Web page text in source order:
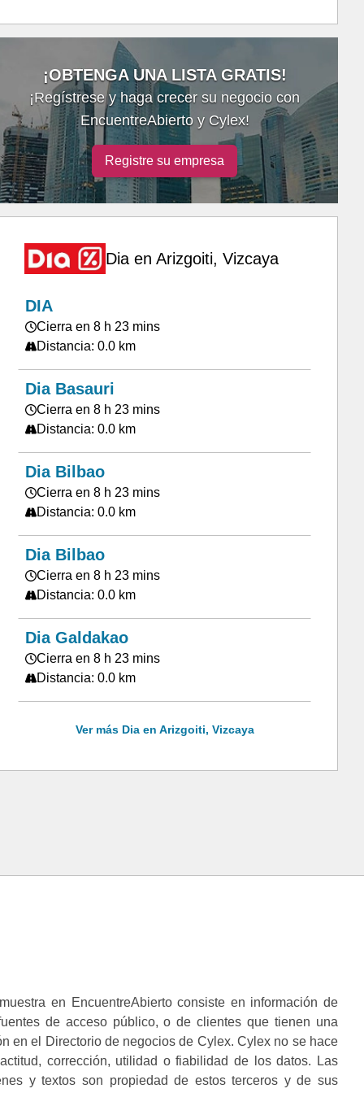
¡OBTENGA UNA LISTA GRATIS!
¡Regístrese y haga crecer su negocio con
EncuentreAbierto y Cylex!
Registre su empresa
Dia en Arizgoiti, Vizcaya
DIA
Cierra en 8 h 23 mins
Distancia: 0.0 km
Dia Basauri
Cierra en 8 h 23 mins
Distancia: 0.0 km
Dia Bilbao
Cierra en 8 h 23 mins
Distancia: 0.0 km
Dia Bilbao
Cierra en 8 h 23 mins
Distancia: 0.0 km
Dia Galdakao
Cierra en 8 h 23 mins
Distancia: 0.0 km
Ver más Dia en Arizgoiti, Vizcaya
en EncuentreAbierto consiste en información de
de acceso público, o de clientes que tienen una
en el Directorio de negocios de Cylex. Cylex no se hace
corrección, utilidad o fiabilidad de los datos. Las
y textos son propiedad de estos terceros y de sus